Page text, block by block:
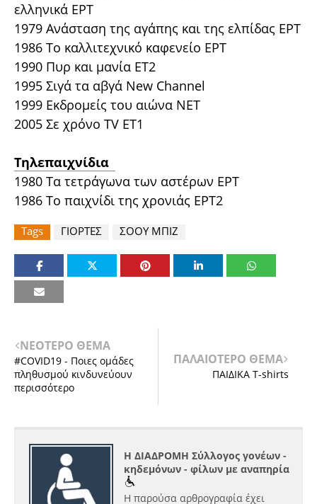
ελληνικά ΕΡΤ
1979 Ανάσταση της αγάπης και της ελπίδας ΕΡΤ
1986 Το καλλιτεχνικό καφενείο ΕΡΤ
1990 Πυρ και μανία ΕΤ2
1995 Σιγά τα αβγά New Channel
1999 Εκδρομείς του αιώνα ΝΕΤ
2005 Σε χρόνο TV ΕΤ1
Τηλεπαιχνίδια
1980 Τα τετράγωνα των αστέρων ΕΡΤ
1986 Το παιχνίδι της χρονιάς ΕΡΤ2
Tags ΓΙΟΡΤΕΣ ΣΟΟΥ ΜΠΙΖ
ΝΕΟΤΕΡΟ ΘΕΜΑ
#COVID19 - Ποιες ομάδες
πληθυσμού κινδυνεύουν
περισσότερο
ΠΑΛΑΙΟΤΕΡΟ ΘΕΜΑ
ΠΑΙΔΙΚΑ T-shirts
Η ΔΙΑΔΡΟΜΗ Σύλλογος γονέων -
κηδεμόνων - φίλων με αναπηρία
Η παρούσα αρθρογραφία έχει